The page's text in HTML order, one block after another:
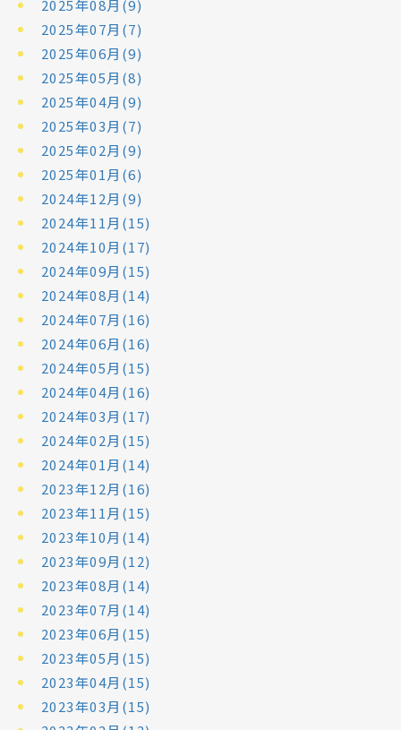
2025年08月(9)
2025年07月(7)
2025年06月(9)
2025年05月(8)
2025年04月(9)
2025年03月(7)
2025年02月(9)
2025年01月(6)
2024年12月(9)
2024年11月(15)
2024年10月(17)
2024年09月(15)
2024年08月(14)
2024年07月(16)
2024年06月(16)
2024年05月(15)
2024年04月(16)
2024年03月(17)
2024年02月(15)
2024年01月(14)
2023年12月(16)
2023年11月(15)
2023年10月(14)
2023年09月(12)
2023年08月(14)
2023年07月(14)
2023年06月(15)
2023年05月(15)
2023年04月(15)
2023年03月(15)